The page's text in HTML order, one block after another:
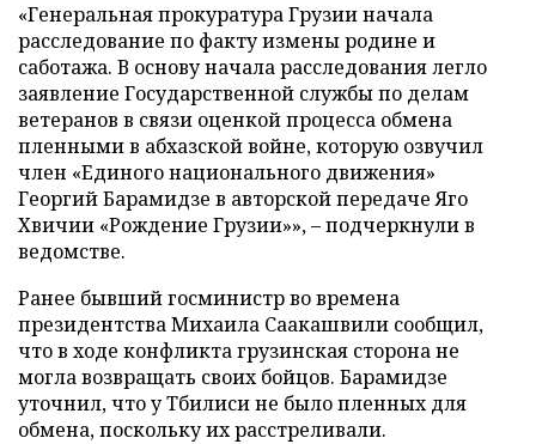
«Генеральная прокуратура Грузии начала
расследование по факту измены родине и
саботажа. В основу начала расследования легло
заявление Государственной службы по делам
ветеранов в связи оценкой процесса обмена
пленными в абхазской войне, которую озвучил
член «Единого национального движения»
Георгий Барамидзе в авторской передаче Яго
Хвичии «Рождение Грузии»», – подчеркнули в
ведомстве.
Ранее бывший госминистр во времена
президентства Михаила Саакашвили сообщил,
что в ходе конфликта грузинская сторона не
могла возвращать своих бойцов. Барамидзе
уточнил, что у Тбилиси не было пленных для
обмена, поскольку их расстреливали.